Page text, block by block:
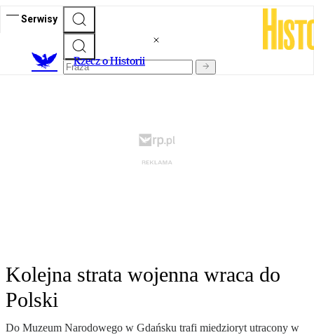
Serwisy
Rzecz o Historii
Kolejna strata wojenna wraca do
Polski
Do Muzeum Narodowego w Gdańsku trafi miedzioryt utracony w